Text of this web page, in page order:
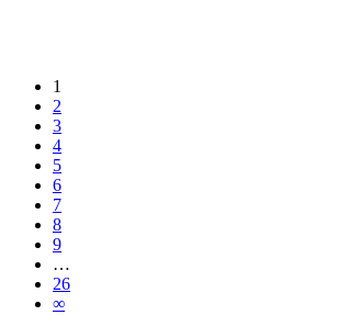
1
2
3
4
5
6
7
8
9
…
26
∞